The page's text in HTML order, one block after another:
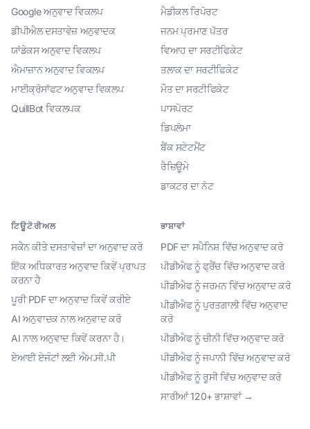
Google ਅਨੁਵਾਦ ਵਿਕਲਪ
ਡੀਪੀਐਲ ਦਸਤਾਵੇਜ਼ ਅਨੁਵਾਦਕ
ਯਾਂਡੇਕਸ ਅਨੁਵਾਦ ਵਿਕਲਪ
ਐਮਾਜ਼ਾਨ ਅਨੁਵਾਦ ਵਿਕਲਪ
ਮਾਈਕ੍ਰੋਸਾੱਫਟ ਅਨੁਵਾਦ ਵਿਕਲਪ
QuillBot ਵਿਕਲਪਕ
ਮੈਡੀਕਲ ਰਿਪੋਰਟ
ਜਨਮ ਪ੍ਰਮਾਣ ਪੱਤਰ
ਵਿਆਹ ਦਾ ਸਰਟੀਫਿਕੇਟ
ਤਲਾਕ ਦਾ ਸਰਟੀਫਿਕੇਟ
ਮੌਤ ਦਾ ਸਰਟੀਫਿਕੇਟ
ਪਾਸਪੋਰਟ
ਡਿਪਲੋਮਾ
ਬੈਂਕ ਸਟੇਟਮੈਂਟ
ਰੈਜ਼ਿਊਮੇ
ਡਾਕਟਰ ਦਾ ਨੋਟ
ਟਿਊਟੋਰੀਅਲ
ਸਕੈਨ ਕੀਤੇ ਦਸਤਾਵੇਜ਼ਾਂ ਦਾ ਅਨੁਵਾਦ ਕਰੋ
ਇੱਕ ਅਧਿਕਾਰਤ ਅਨੁਵਾਦ ਕਿਵੇਂ ਪ੍ਰਾਪਤ
ਕਰਨਾ ਹੈ
ਪੂਰੀ PDF ਦਾ ਅਨੁਵਾਦ ਕਿਵੇਂ ਕਰੀਏ
AI ਅਨੁਵਾਦਕ ਨਾਲ ਅਨੁਵਾਦ ਕਰੋ
AI ਨਾਲ ਅਨੁਵਾਦ ਕਿਵੇਂ ਕਰਨਾ ਹੈ।
ਏਆਈ ਏਜੰਟਾਂ ਲਈ ਐਮ.ਸੀ.ਪੀ
ਭਾਸ਼ਾਵਾਂ
PDF ਦਾ ਸਪੈਨਿਸ਼ ਵਿੱਚ ਅਨੁਵਾਦ ਕਰੋ
ਪੀਡੀਐਫ ਨੂੰ ਫ੍ਰੈਂਚ ਵਿੱਚ ਅਨੁਵਾਦ ਕਰੋ
ਪੀਡੀਐਫ ਨੂੰ ਜਰਮਨ ਵਿੱਚ ਅਨੁਵਾਦ ਕਰੋ
ਪੀਡੀਐਫ ਨੂੰ ਪੁਰਤਗਾਲੀ ਵਿੱਚ ਅਨੁਵਾਦ
ਕਰੋ
ਪੀਡੀਐਫ ਨੂੰ ਚੀਨੀ ਵਿੱਚ ਅਨੁਵਾਦ ਕਰੋ
ਪੀਡੀਐਫ ਨੂੰ ਜਪਾਨੀ ਵਿੱਚ ਅਨੁਵਾਦ ਕਰੋ
ਪੀਡੀਐਫ ਨੂੰ ਰੂਸੀ ਵਿੱਚ ਅਨੁਵਾਦ ਕਰੋ
ਸਾਰੀਆਂ 120+ ਭਾਸ਼ਾਵਾਂ →